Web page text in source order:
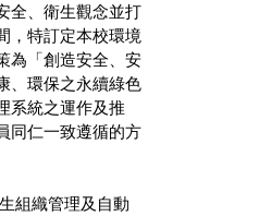
全、衛生觀念並打
，特訂定本校環境
為「創造安全、安
、環保之永續綠色
系統之運作及推
同仁一致遵循的方
組織管理及自動